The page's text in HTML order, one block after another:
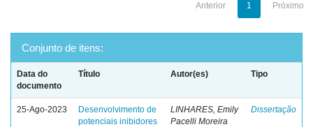
Anterior 1 Próximo
Conjunto de itens:
Data do
documento
Título Autor(es) Tipo
25-Ago-2023
Desenvolvimento de
potenciais inibidores
LINHARES, Emily
Pacelli Moreira
Dissertação